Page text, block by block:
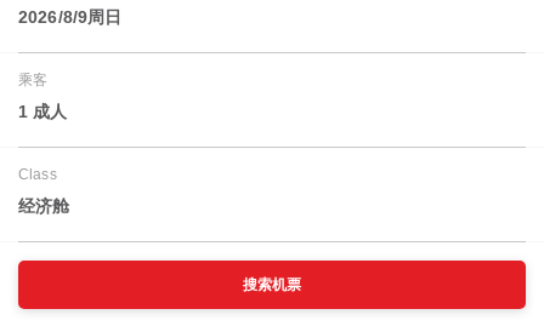
2026/8/9周日
乘客
1 成人
Class
经济舱
搜索机票